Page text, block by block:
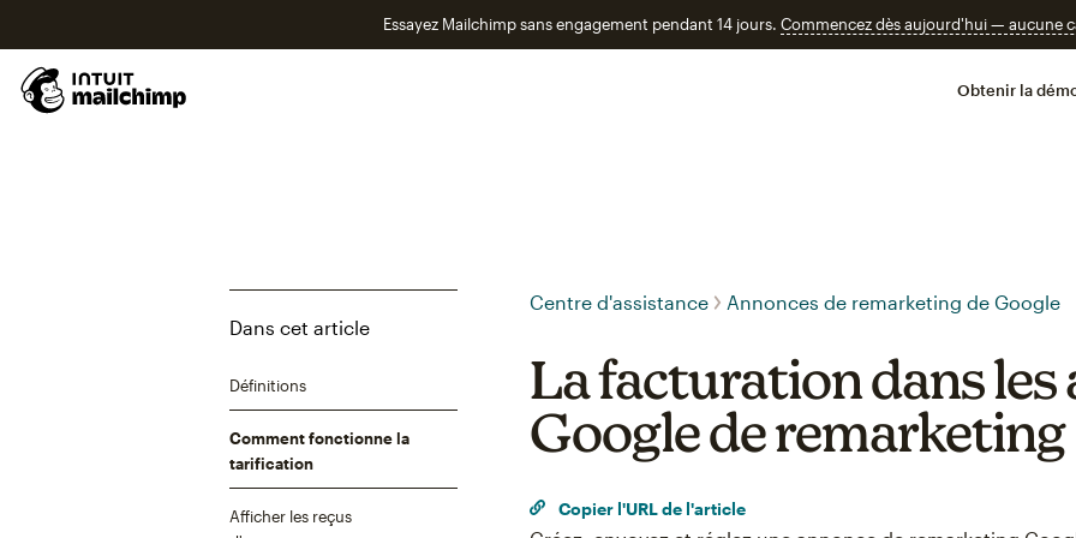
Essayez Mailchimp sans engagement pendant 14 jours. Commencez dès aujourd'hui — aucune
Obtenir la
Dans cet article
Définitions
Comment fonctionne la
tarification
Afficher les reçus
Centre d'assistance Annonces de remarketing de Google
La facturation dans les
Google de remarketing
Copier l'URL de l'article